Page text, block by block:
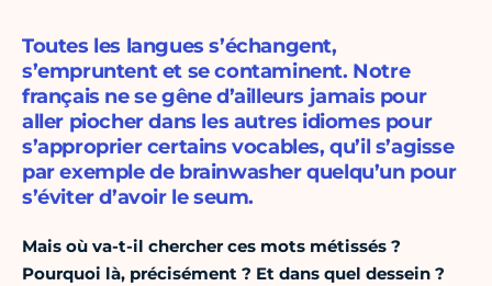
Toutes les langues s’échangent,
s’empruntent et se contaminent. Notre
français ne se gêne d’ailleurs jamais pour
aller piocher dans les autres idiomes pour
s’approprier certains vocables, qu’il s’agisse
par exemple de brainwasher quelqu’un pour
s’éviter d’avoir le seum.
Mais où va-t-il chercher ces mots métissés ?
Pourquoi là, précisément ? Et dans quel dessein ?